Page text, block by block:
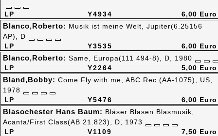
Y4934
LP 6,00 Euro
Y3535
LP
Blanco,Roberto: Musik ist meine Welt, Jupiter(6.25156
AP), D
6,00 Euro
Y2264
LP
Blanco,Roberto: Same, Europa(111 494-8), D, 1980
5,00 Euro
Y5476
LP
Bland,Bobby: Come Fly with me, ABC Rec.(AA-1075), US,
1978
6,00 Euro
V1109
LP
Blasochester Hans Baum: Bläser Blasen Blasmusik,
Acanta/First Class(AB 21.823), D, 1973
7,50 Euro